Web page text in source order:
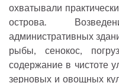
охватывали
острова.
административных
рыбы, сенокос,
содержание в чистоте
зерновых и овощных